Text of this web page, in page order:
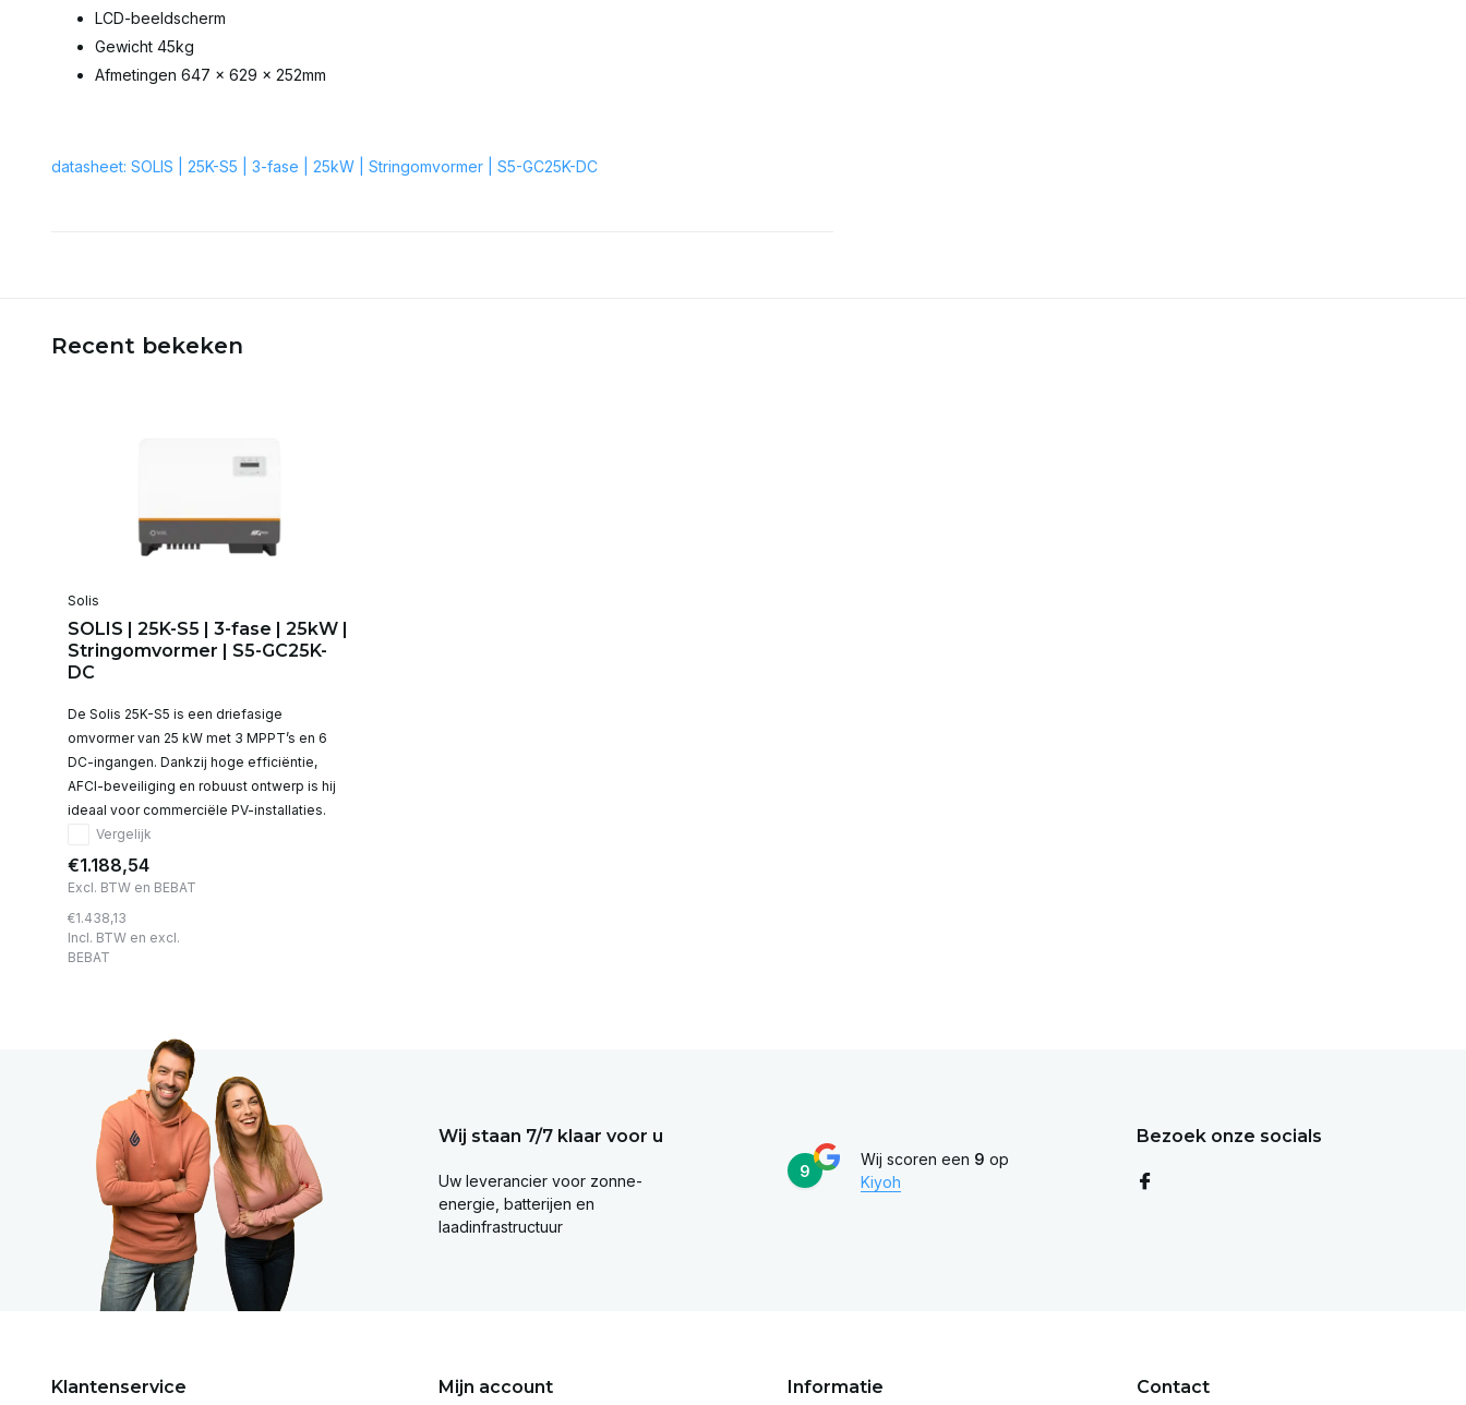
LCD-beeldscherm
Gewicht 45kg
Afmetingen 647 x 629 x 252mm
datasheet: SOLIS | 25K-S5 | 3-fase | 25kW | Stringomvormer | S5-GC25K-DC
Recent bekeken
Solis
SOLIS | 25K-S5 | 3-fase | 25kW |
Stringomvormer | S5-GC25K-
DC
De Solis 25K-S5 is een driefasige
omvormer van 25 kW met 3 MPPT’s en 6
DC-ingangen. Dankzij hoge efficiëntie,
AFCI-beveiliging en robuust ontwerp is hij
ideaal voor commerciële PV-installaties.
Vergelijk
€1.188,54
Excl. BTW en BEBAT
€1.438,13
Incl. BTW en excl.
BEBAT
Wij staan 7/7 klaar voor u
Uw leverancier voor zonne-
energie, batterijen en
laadinfrastructuur
9
Wij scoren een 9 op
Kiyoh
Bezoek onze socials
Klantenservice Mijn account Informatie Contact